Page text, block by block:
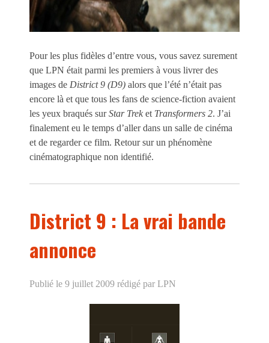
Pour les plus fidèles d’entre vous, vous savez surement
que LPN était parmi les premiers à vous livrer des
images de District 9 (D9) alors que l’été n’était pas
encore là et que tous les fans de science-fiction avaient
les yeux braqués surStar Trek et Transformers 2. J’ai
finalement eu le temps d’aller dans un salle de cinéma
et de regarder ce film. Retour sur un phénomène
cinématographique non identifié.
District 9 : La vrai bande
annonce
Publié le 9 juillet 2009 rédigé par LPN